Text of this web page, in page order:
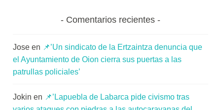
Comentarios recientes
Jose en 📌’Un sindicato de la Ertzaintza denuncia que
el Ayuntamiento de Oion cierra sus puertas a las
patrullas policiales’
Jokin en 📌’Lapuebla de Labarca pide civismo tras